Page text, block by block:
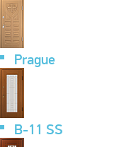
Prague
B-11 SS